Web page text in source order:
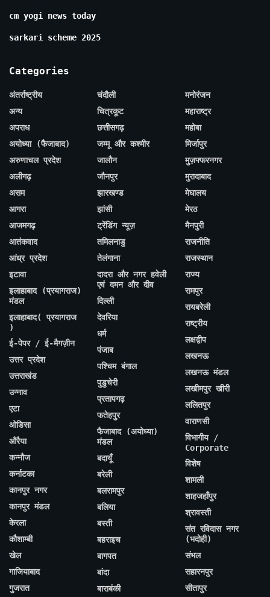
cm yogi news today
sarkari scheme 2025
Categories
अंतर्राष्ट्रीय
अन्य
अपराध
अयोध्या (फैजाबाद)
अरुणाचल प्रदेश
अलीगढ़
असम
आगरा
आजमगढ़
आतंकवाद
आंध्र प्रदेश
इटावा
इलाहाबाद (प्रयागराज)
मंडल
इलाहाबाद( प्रयागराज
)
ई-पेपर / ई-मैगज़ीन
उत्तर प्रदेश
उत्तराखंड
उन्नाव
एटा
ओडिसा
औरैया
कन्नौज
कर्नाटका
कानपुर नगर
कानपुर मंडल
केरला
कौशाम्बी
खेल
गाजियाबाद
गुजरात
चंदौली
चित्रकूट
छत्तीसगढ़
जम्मू और कश्मीर
जालौन
जौनपुर
झारखण्ड
झांसी
ट्रेंडिंग न्यूज़
तमिलनाडु
तेलंगाना
दादरा और नगर हवेली
एवं दमन और दीव
दिल्ली
देवरिया
धर्म
पंजाब
पश्चिम बंगाल
पुडुचेरी
प्रतापगढ़
फतेहपुर
फैजाबाद (अयोध्या)
मंडल
बदायूँ
बरेली
बलरामपुर
बलिया
बस्ती
बहराइच
बागपत
बांदा
बाराबंकी
मनोरंजन
महाराष्ट्र
महोबा
मिर्जापुर
मुज़फ्फरनगर
मुरादाबाद
मेघालय
मेरठ
मैनपुरी
राजनीति
राजस्थान
राज्य
रामपुर
रायबरेली
राष्ट्रीय
लक्षद्वीप
लखनऊ
लखनऊ मंडल
लखीमपुर खीरी
ललितपुर
वाराणसी
विभागीय /
Corporate
विशेष
शामली
शाहजहाँपुर
श्रावस्ती
संत रविदास नगर
(भदोही)
संभल
सहारनपुर
सीतापुर